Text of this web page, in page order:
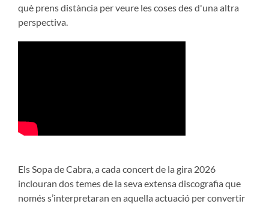
què prens distància per veure les coses des d'una altra
perspectiva.
Els Sopa de Cabra, a cada concert de la gira 2026
inclouran dos temes de la seva extensa discografia que
només s’interpretaran en aquella actuació per convertir